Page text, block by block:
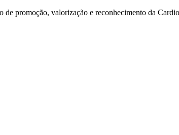
promoção, valorização e reconhecimento da